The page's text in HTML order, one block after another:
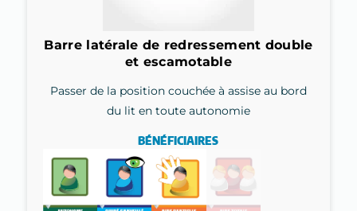
Barre latérale de redressement double
et escamotable
Passer de la position couchée à assise au bord
du lit en toute autonomie
BÉNÉFICIAIRES